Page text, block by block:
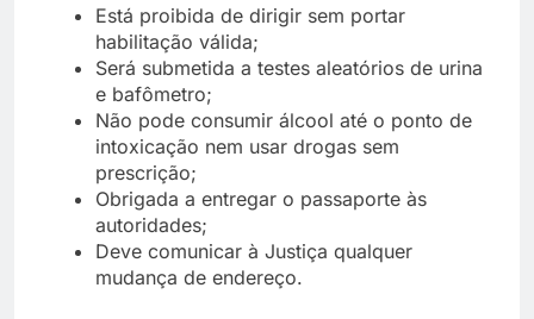
Está proibida de dirigir sem portar
habilitação válida;
Será submetida a testes aleatórios de urina
e bafômetro;
Não pode consumir álcool até o ponto de
intoxicação nem usar drogas sem
prescrição;
Obrigada a entregar o passaporte às
autoridades;
Deve comunicar à Justiça qualquer
mudança de endereço.